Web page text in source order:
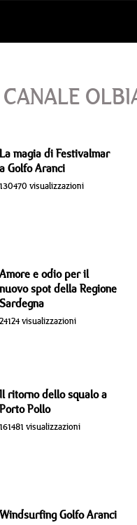
La magia di Festivalmar
a Golfo Aranci
130470 visualizzazioni
Amore e odio per il
nuovo spot della Regione
Sardegna
24124 visualizzazioni
Il ritorno dello squalo a
Porto Pollo
161481 visualizzazioni
Windsurfing Golfo Aranci